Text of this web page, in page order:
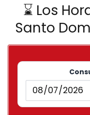
⌛ Los
Santo